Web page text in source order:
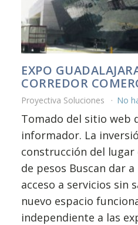
EXPO
CORREDOR
Proyectiva Soluciones No
Tomado del sitio web
informador. La
construcción del lugar
de pesos Buscan dar
acceso a servicios sin
nuevo espacio
independiente a las